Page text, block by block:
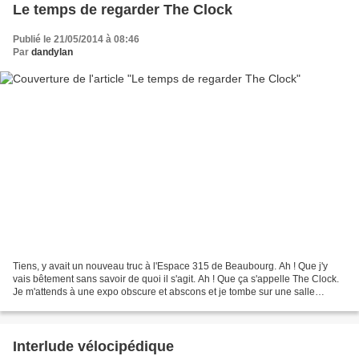
Le temps de regarder The Clock
Publié le 21/05/2014 à 08:46
Par dandylan
Tiens, y avait un nouveau truc à l'Espace 315 de Beaubourg. Ah ! Que j'y
vais bêtement sans savoir de quoi il s'agit. Ah ! Que ça s'appelle The Clock.
Je m'attends à une expo obscure et abscons et je tombe sur une salle
Interlude vélocipédique